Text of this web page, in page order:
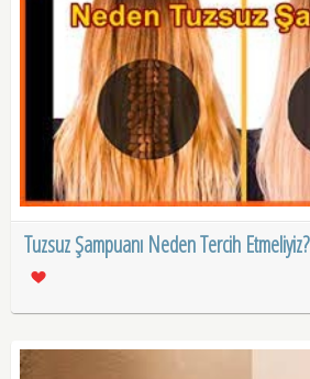
Tuzsuz Şampuanı Neden Tercih Etmeliyiz?